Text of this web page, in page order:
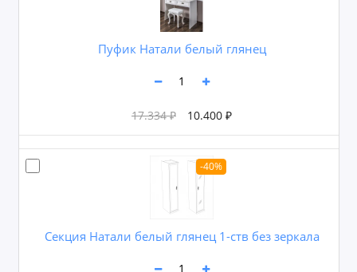
Пуфик Натали белый глянец
17.334 ₽ 10.400 ₽
-40%
Секция Натали белый глянец 1-ств без зеркала